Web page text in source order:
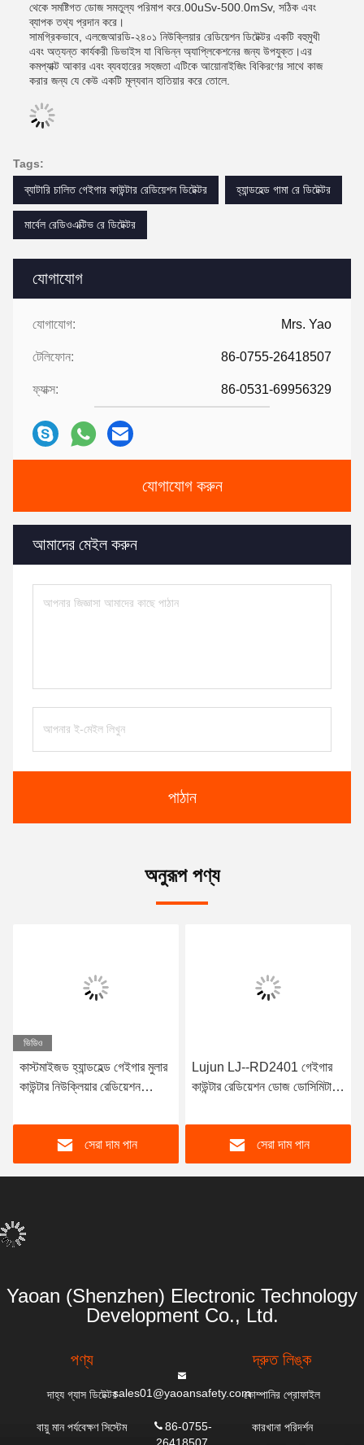
যোগাযোগ
যোগাযোগ: Mrs. Yao
টেলিফোন: 86-0755-26418507
ফ্যাক্স: 86-0531-69956329
যোগাযোগ করুন
আমাদের মেইল ​​করুন
পাঠান
থেকে সমষ্টিগত ডোজ সমতুল্য পরিমাপ করে.00uSv-500.0mSv, সঠিক এবং
ব্যাপক তথ্য প্রদান করে।
সামগ্রিকভাবে, এলজেআরডি-২৪০১ নিউক্লিয়ার রেডিয়েশন ডিটেক্টর একটি বহুমুখী
এবং অত্যন্ত কার্যকরী ডিভাইস যা বিভিন্ন অ্যাপ্লিকেশনের জন্য উপযুক্ত।এর
কমপ্যাক্ট আকার এবং ব্যবহারের সহজতা এটিকে আয়োনাইজিং বিকিরণের সাথে কাজ
করার জন্য যে কেউ একটি মূল্যবান হাতিয়ার করে তোলে.
Tags:
ব্যাটারি চালিত গেইগার কাউন্টার রেডিয়েশন ডিটেক্টর
হ্যান্ডহেল্ড গামা রে ডিটেক্টর
মার্বেল রেডিওএক্টিভ রে ডিটেক্টর
অনুরূপ পণ্য
ভিডিও
কাস্টমাইজড হ্যান্ডহেল্ড গেইগার মুলার
কাউন্টার নিউক্লিয়ার রেডিয়েশন
সেরা দাম পান
Lujun LJ--RD2401 গেইগার
কাউন্টার রেডিয়েশন ডোজ ডোসিমিটার
বিটা গামা রে জন্য রেডিয়েশন সার্ভে
সেরা দাম পান
Yaoan (Shenzhen) Electronic Technology
Development Co., Ltd.
পণ্য
দাহ্য গ্যাস ডিটেক্টর
বায়ু মান পর্যবেক্ষণ সিস্টেম
sales01@yaoansafety.com
86-0755-
26418507
দ্রুত লিঙ্ক
কোম্পানির প্রোফাইল
কারখানা পরিদর্শন